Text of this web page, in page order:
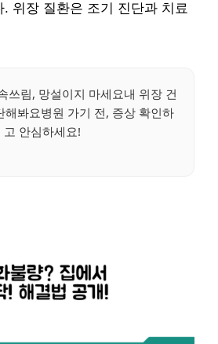
. 위장 질환은 조기 진단과 치료
쓰림, 망설이지 마세요내 위장 건
해봐요병원 가기 전, 증상 확인하
고 안심하세요!